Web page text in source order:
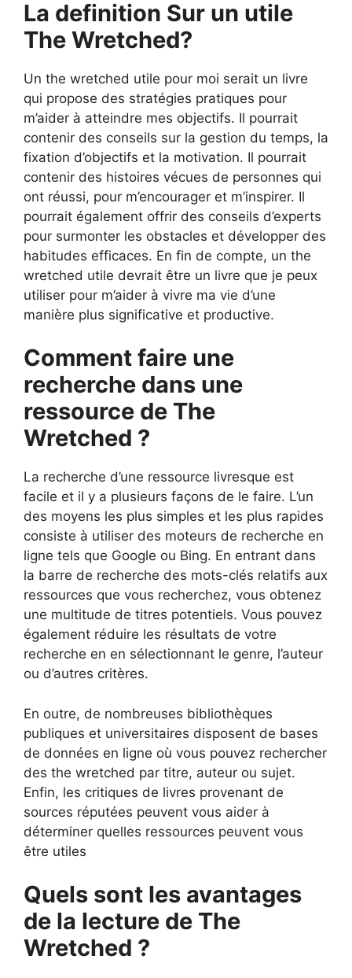
La definition Sur un utile
The Wretched?
Un the wretched utile pour moi serait un livre
qui propose des stratégies pratiques pour
m’aider à atteindre mes objectifs. Il pourrait
contenir des conseils sur la gestion du temps, la
fixation d’objectifs et la motivation. Il pourrait
contenir des histoires vécues de personnes qui
ont réussi, pour m’encourager et m’inspirer. Il
pourrait également offrir des conseils d’experts
pour surmonter les obstacles et développer des
habitudes efficaces. En fin de compte, un the
wretched utile devrait être un livre que je peux
utiliser pour m’aider à vivre ma vie d’une
manière plus significative et productive.
Comment faire une
recherche dans une
ressource de The
Wretched ?
La recherche d’une ressource livresque est
facile et il y a plusieurs façons de le faire. L’un
des moyens les plus simples et les plus rapides
consiste à utiliser des moteurs de recherche en
ligne tels que Google ou Bing. En entrant dans
la barre de recherche des mots-clés relatifs aux
ressources que vous recherchez, vous obtenez
une multitude de titres potentiels. Vous pouvez
également réduire les résultats de votre
recherche en en sélectionnant le genre, l’auteur
ou d’autres critères.
En outre, de nombreuses bibliothèques
publiques et universitaires disposent de bases
de données en ligne où vous pouvez rechercher
des the wretched par titre, auteur ou sujet.
Enfin, les critiques de livres provenant de
sources réputées peuvent vous aider à
déterminer quelles ressources peuvent vous
être utiles
Quels sont les avantages
de la lecture de The
Wretched ?